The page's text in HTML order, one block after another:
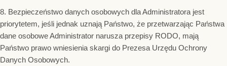
8. Bezpieczeństwo danych osobowych dla Administratora jest
priorytetem, jeśli jednak uznają Państwo, że przetwarzając Państwa
dane osobowe Administrator narusza przepisy RODO, mają
Państwo prawo wniesienia skargi do Prezesa Urzędu Ochrony
Danych Osobowych.